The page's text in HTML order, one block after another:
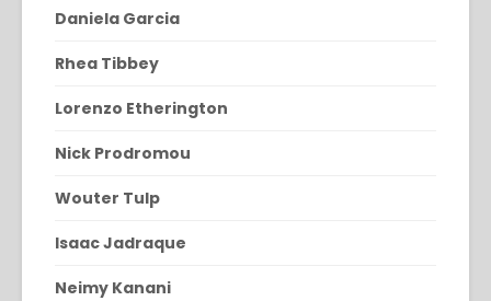
Daniela Garcia
Rhea Tibbey
Lorenzo Etherington
Nick Prodromou
Wouter Tulp
Isaac Jadraque
Neimy Kanani